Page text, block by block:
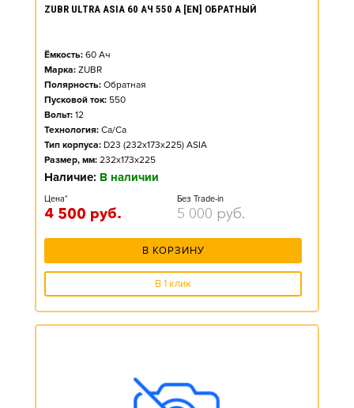
ZUBR ULTRA ASIA 60 АЧ 550 А [EN] ОБРАТНЫЙ
Ёмкость: 60 Ач
Марка: ZUBR
Полярность: Обратная
Пусковой ток: 550
Вольт: 12
Технология: Ca/Ca
Тип корпуса: D23 (232x173x225) ASIA
Размер, мм: 232x173x225
Наличие: В наличии
Цена*
4 500 руб.
Без Trade-in
5 000 руб.
В КОРЗИНУ
В 1 клик